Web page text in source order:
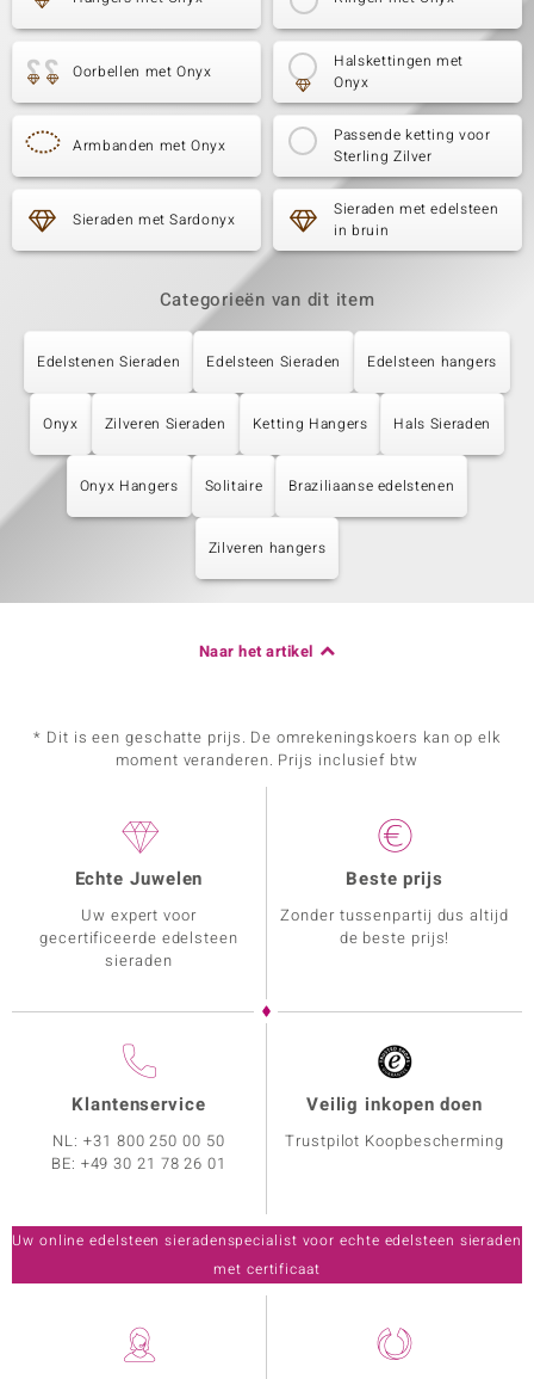
Oorbellen met Onyx
Halskettingen met
Onyx
Armbanden met Onyx
Passende ketting voor
Sterling Zilver
Sieraden met Sardonyx
Sieraden met edelsteen
in bruin
Categorieën van dit item
Edelstenen Sieraden Edelsteen Sieraden Edelsteen hangers
Onyx Zilveren Sieraden Ketting Hangers Hals Sieraden
Onyx Hangers Solitaire Braziliaanse edelstenen
Zilveren hangers
Naar het artikel
* Dit is een geschatte prijs. De omrekeningskoers kan op elk
moment veranderen. Prijs inclusief btw
Echte Juwelen
Uw expert voor
gecertificeerde edelsteen
sieraden
Beste prijs
Zonder tussenpartij dus altijd
de beste prijs!
Klantenservice
NL:+31 800 250 00 50
BE: +49 30 21 78 26 01
Veilig inkopen doen
Trustpilot Koopbescherming
Uw online edelsteen sieradenspecialist voor echte edelsteen sieraden
met certificaat